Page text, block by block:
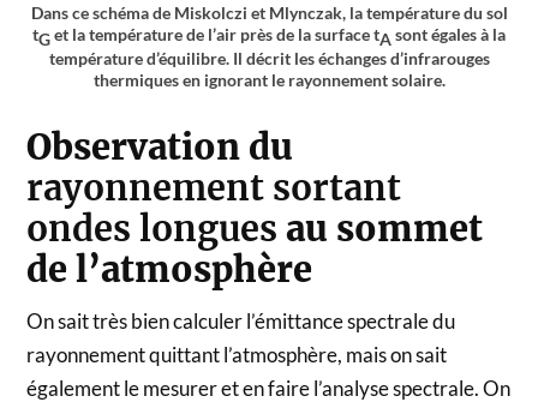
Dans ce schéma de Miskolczi et Mlynczak, la température du sol
tGet la température de l’air près de la surface tAsont égales à la
température d’équilibre. Il décrit les échanges d’infrarouges
thermiques en ignorant le rayonnement solaire.
Observation du
rayonnement sortant
ondes longues au sommet
de l’atmosphère
On sait très bien calculer l’émittance spectrale du
rayonnement quittant l’atmosphère, mais on sait
également le mesurer et en faire l’analyse spectrale. On